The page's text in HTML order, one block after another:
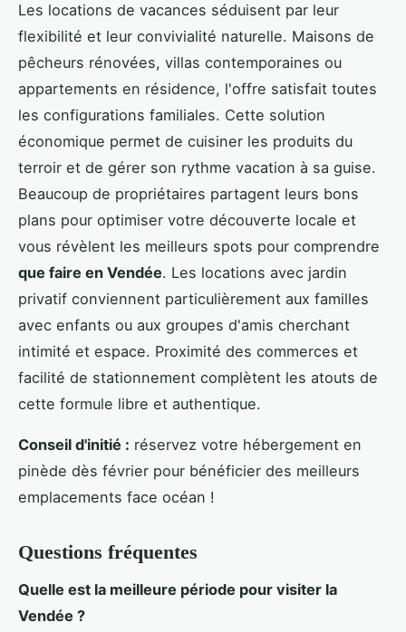
Les locations de vacances séduisent par leur
flexibilité et leur convivialité naturelle. Maisons de
pêcheurs rénovées, villas contemporaines ou
appartements en résidence, l'offre satisfait toutes
les configurations familiales. Cette solution
économique permet de cuisiner les produits du
terroir et de gérer son rythme vacation à sa guise.
Beaucoup de propriétaires partagent leurs bons
plans pour optimiser votre découverte locale et
vous révèlent les meilleurs spots pour comprendre
que faire en Vendée. Les locations avec jardin
privatif conviennent particulièrement aux familles
avec enfants ou aux groupes d'amis cherchant
intimité et espace. Proximité des commerces et
facilité de stationnement complètent les atouts de
cette formule libre et authentique.
Conseil d'initié : réservez votre hébergement en
pinède dès février pour bénéficier des meilleurs
emplacements face océan !
Questions fréquentes
Quelle est la meilleure période pour visiter la
Vendée ?